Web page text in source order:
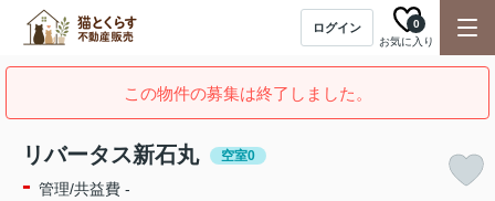
ログイン
お気に入り
0
この物件の募集は終了しました。
リバータス新石丸 空室0
- 管理/共益費 -